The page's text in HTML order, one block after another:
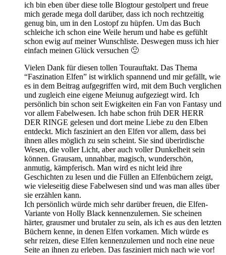
ich bin eben über diese tolle Blogtour gestolpert und freue
mich gerade mega doll darüber, dass ich noch rechtzeitig
genug bin, um in den Lostopf zu hüpfen. Um das Buch
schleiche ich schon eine Weile herum und habe es gefühlt
schon ewig auf meiner Wunschliste. Deswegen muss ich hier
einfach meinen Glück versuchen 🙂
Vielen Dank für diesen tollen Tourauftakt. Das Thema
“Faszination Elfen” ist wirklich spannend und mir gefällt, wie
es in dem Beitrag aufgegriffen wird, mit dem Buch verglichen
und zugleich eine eigene Meiunug aufgeziegt wird. Ich
persönlich bin schon seit Ewigkeiten ein Fan von Fantasy und
vor allem Fabelwesen. Ich habe schon früh DER HERR
DER RINGE gelesen und dort meine Liebe zu den Elben
entdeckt. Mich fasziniert an den Elfen vor allem, dass bei
ihnen alles möglich zu sein scheint. Sie sind überirdische
Wesen, die voller Licht, aber auch voller Dunkelheit sein
können. Grausam, unnahbar, magisch, wunderschön,
anmutig, kämpferisch. Man wird es nicht leid ihre
Geschichten zu lesen und die Füllen an Elfenbüchern zeigt,
wie vieleseitig diese Fabelwesen sind und was man alles über
sie erzählen kann.
Ich persönlich würde mich sehr darüber freuen, die Elfen-
Variante von Holly Black kennenzulernen. Sie scheinen
härter, grausmer und brutaler zu sein, als ich es aus den letzten
Büchern kenne, in denen Elfen vorkamen. Mich würde es
sehr reizen, diese Elfen kennenzulernen und noch eine neue
Seite an ihnen zu erleben. Das fasziniert mich nach wie vor!